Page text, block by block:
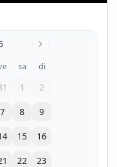
sa di
1 2
7 8 9
15 16
22 23